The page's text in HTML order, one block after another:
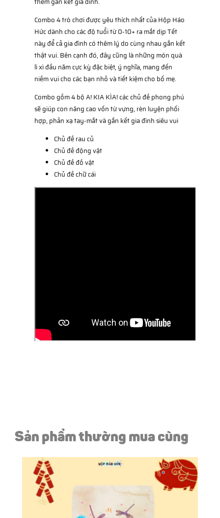
Combo 4 trò chơi được yêu thích nhất của Hộp Háo
Hức dành cho các độ tuổi từ 0-10+ ra mắt dịp Tết
này để cả gia đình có thêm lý do cùng nhau gắn kết
thật vui. Bên cạnh đó, đây cũng là những món quà
lì xì đầu năm cực kỳ đặc biệt, ý nghĩa, mang đến
niềm vui cho các bạn nhỏ và tiết kiệm cho bố mẹ.
Combo gồm 4 bộ A! KIA KÌA! các chủ đề phong phú
sẽ giúp con nâng cao vốn từ vựng, rèn luyện phối
hợp, phản xạ tay-mắt và gắn kết gia đình siêu vui
Chủ đề rau củ
Chủ đề động vật
Chủ đề đồ vật
Chủ đề chữ cái
Sản phẩm thường mua cùng